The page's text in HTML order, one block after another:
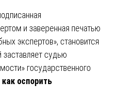
и заверенная печатью
экспертов», становится
судью
государственного
как оспорить